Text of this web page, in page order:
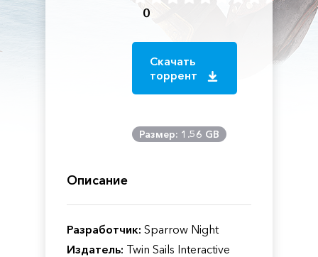
0
Скачать
торрент
Размер: 1.56 GB
Описание
Разработчик: Sparrow Night
Издатель: Twin Sails Interactive